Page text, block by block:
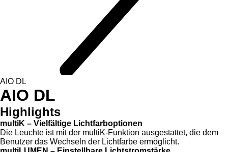
AIO DL
AIO DL
Highlights
multiK – Vielfältige Lichtfarboptionen
Die Leuchte ist mit der multiK-Funktion ausgestattet, die dem
Benutzer das Wechseln der Lichtfarbe ermöglicht.